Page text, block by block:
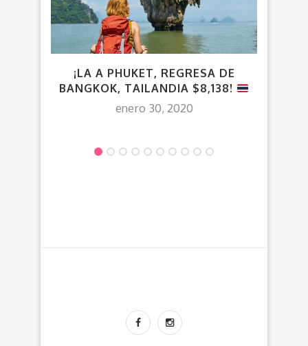
¡LA A PHUKET, REGRESA DE
BANGKOK, TAILANDIA $8,138!
enero 30, 2020